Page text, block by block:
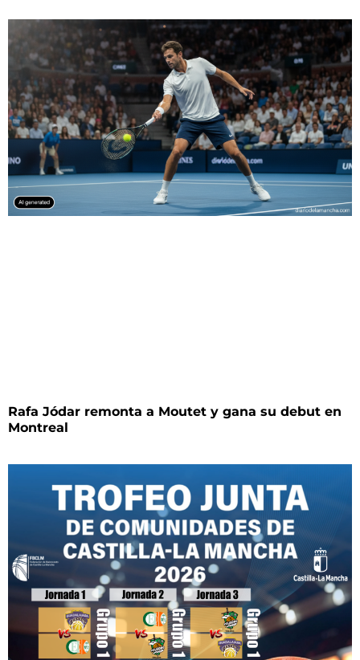
Rafa Jódar remonta a Moutet y gana su debut en
Montreal